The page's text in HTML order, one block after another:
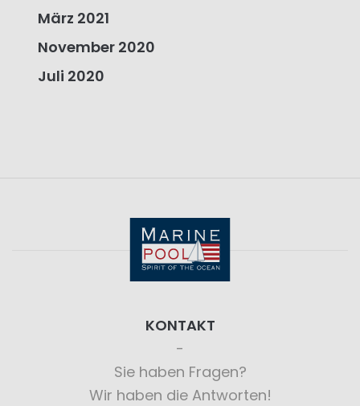
März 2021
November 2020
Juli 2020
KONTAKT
Sie haben Fragen?
Wir haben die Antworten!